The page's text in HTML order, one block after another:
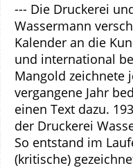
--- Die Druckerei
Wassermann
Kalender an die
und international
Mangold zeichnete
vergangene Jahr
einen Text dazu.
der Druckerei
So entstand im
(kritische)